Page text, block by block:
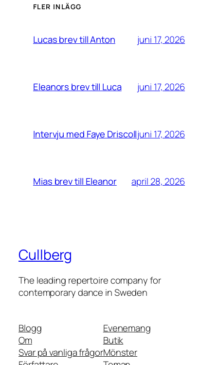
FLER INLÄGG
Lucas brev till Anton juni 17, 2026
Eleanors brev till Luca juni 17, 2026
Intervju med Faye Driscolljuni 17, 2026
Mias brev till Eleanor april 28, 2026
Cullberg
The leading repertoire company for
contemporary dance in Sweden
Blogg
Om
Svar på vanliga frågor
Evenemang
Butik
Mönster